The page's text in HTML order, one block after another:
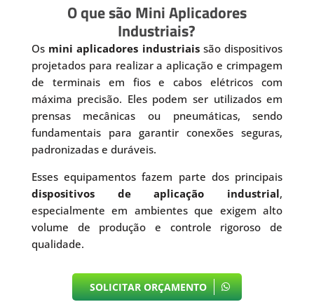
O que são Mini Aplicadores
Industriais?
Os mini aplicadores industriaissão dispositivos
projetados para realizar a aplicação e crimpagem
de terminais em fios e cabos elétricos com
máxima precisão. Eles podem ser utilizados em
prensas mecânicas ou pneumáticas, sendo
fundamentais para garantir conexões seguras,
padronizadas e duráveis.
Esses equipamentos fazem parte dos principais
dispositivos de aplicação industrial,
especialmente em ambientes que exigem alto
volume de produção e controle rigoroso de
qualidade.
SOLICITAR ORÇAMENTO